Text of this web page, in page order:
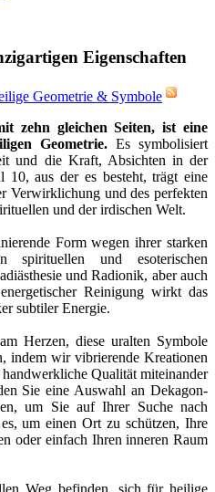
Eigenschaften
Geometrie & Symbole
zehn gleichen Seiten, ist eine
Geometrie. Es symbolisiert
und die Kraft, Absichten in der
aus der es besteht, trägt eine
Verwirklichung und des perfekten
und der irdischen Welt.
Form wegen ihrer starken
spirituellen und esoterischen
und Radionik, aber auch
Reinigung wirkt das
subtiler Energie.
Herzen, diese uralten Symbole
indem wir vibrierende Kreationen
Qualität miteinander
Sie eine Auswahl an Dekagon-
um Sie auf Ihrer Suche nach
um einen Ort zu schützen, Ihre
oder einfach Ihren inneren Raum
Weg befinden, sich für heilige